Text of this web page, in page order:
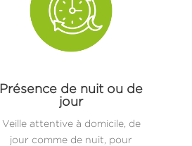
Présence de nuit ou de
jour
Veille attentive à domicile, de
jour comme de nuit, pour